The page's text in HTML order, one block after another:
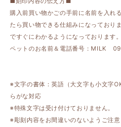
購入前買い物かごの手前に名前を入れ
たら買い物できる仕組みになっており
ですぐにわかるようになっております。
ペットのお名前＆電話番号：MILK
※文字の書体：英語（大文字も小文字
らがな対応
※特殊文字は受け付けておりません。
※彫刻内容をお間違いのないようご注意